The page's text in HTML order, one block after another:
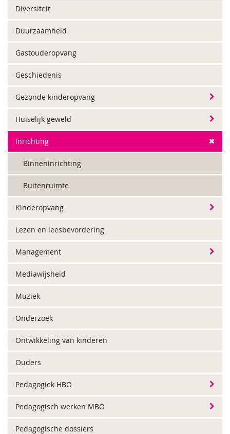
Diversiteit
Duurzaamheid
Gastouderopvang
Geschiedenis
Gezonde kinderopvang
Huiselijk geweld
Inrichting
Binneninrichting
Buitenruimte
Kinderopvang
Lezen en leesbevordering
Management
Mediawijsheid
Muziek
Onderzoek
Ontwikkeling van kinderen
Ouders
Pedagogiek HBO
Pedagogisch werken MBO
Pedagogische dossiers